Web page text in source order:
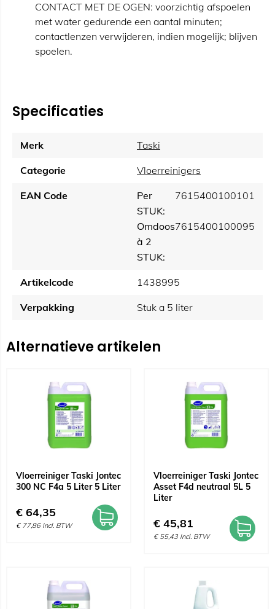
CONTACT MET DE OGEN: voorzichtig afspoelen
met water gedurende een aantal minuten;
contactlenzen verwijderen, indien mogelijk; blijven
spoelen.
Specificaties
Merk Taski
Categorie Vloerreinigers
EAN Code
Per
STUK:
7615400100101
Omdoos
à 2
STUK:
7615400100095
Artikelcode 1438995
Verpakking Stuk a 5 liter
Alternatieve artikelen
Vloerreiniger Taski Jontec
300 NC F4a 5 Liter 5 Liter
€ 64,35
€ 77,86 Incl. BTW
Vloerreiniger Taski Jontec
Asset F4d neutraal 5L 5
Liter
€ 45,81
€ 55,43 Incl. BTW